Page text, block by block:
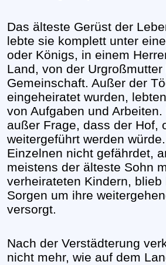
Das älteste Gerüst der
lebte sie komplett unter
oder Königs, in einem
Land, von der
Gemeinschaft. Außer der
eingeheiratet wurden,
von Aufgaben und
außer Frage, dass der Hof,
weitergeführt werden
Einzelnen nicht gefährdet,
meistens der älteste Sohn
verheirateten Kindern,
Sorgen um ihre
versorgt.
Nach der Verstädterung
nicht mehr, wie auf dem